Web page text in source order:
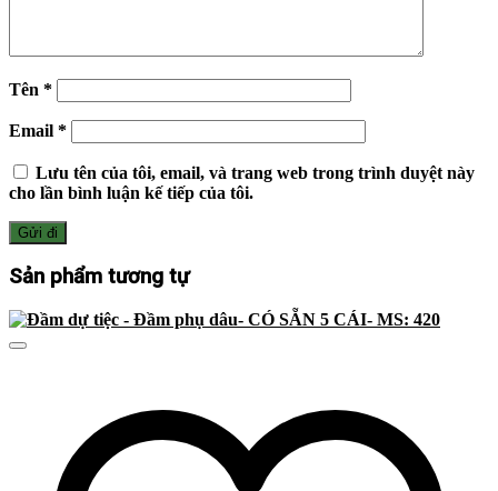
Tên *
Email *
Lưu tên của tôi, email, và trang web trong trình duyệt này
cho lần bình luận kế tiếp của tôi.
Sản phẩm tương tự